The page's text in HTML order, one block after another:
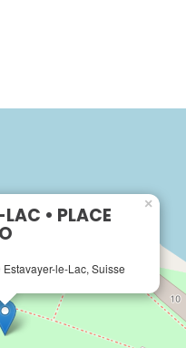
• PLACE
le-Lac, Suisse
×